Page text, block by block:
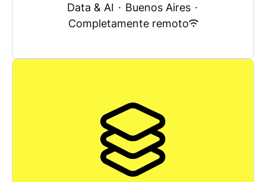
Data & AI · Buenos Aires ·
Completamente remoto